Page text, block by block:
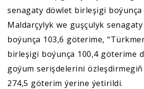
senagaty döwlet birleşigi
Maldarçylyk we guşçulyk
boýunça 103,6 göterime,
birleşigi boýunça 100,4 göterime
goýum serişdelerini
274,5 göterim ýerine ýetirildi.